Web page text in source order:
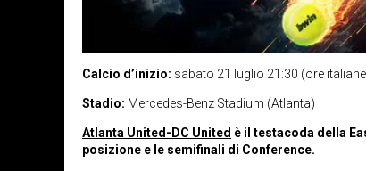
Calcio d’inizio: sabato 21 luglio 21:30 (ore
Stadio: Mercedes-Benz Stadium (Atlanta)
Atlanta United-DC United è il testacoda della
posizione e le semifinali di Conference.